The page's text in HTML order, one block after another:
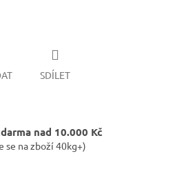
SDÍLET
nad 10.000 Kč
se na zboží 40kg+)